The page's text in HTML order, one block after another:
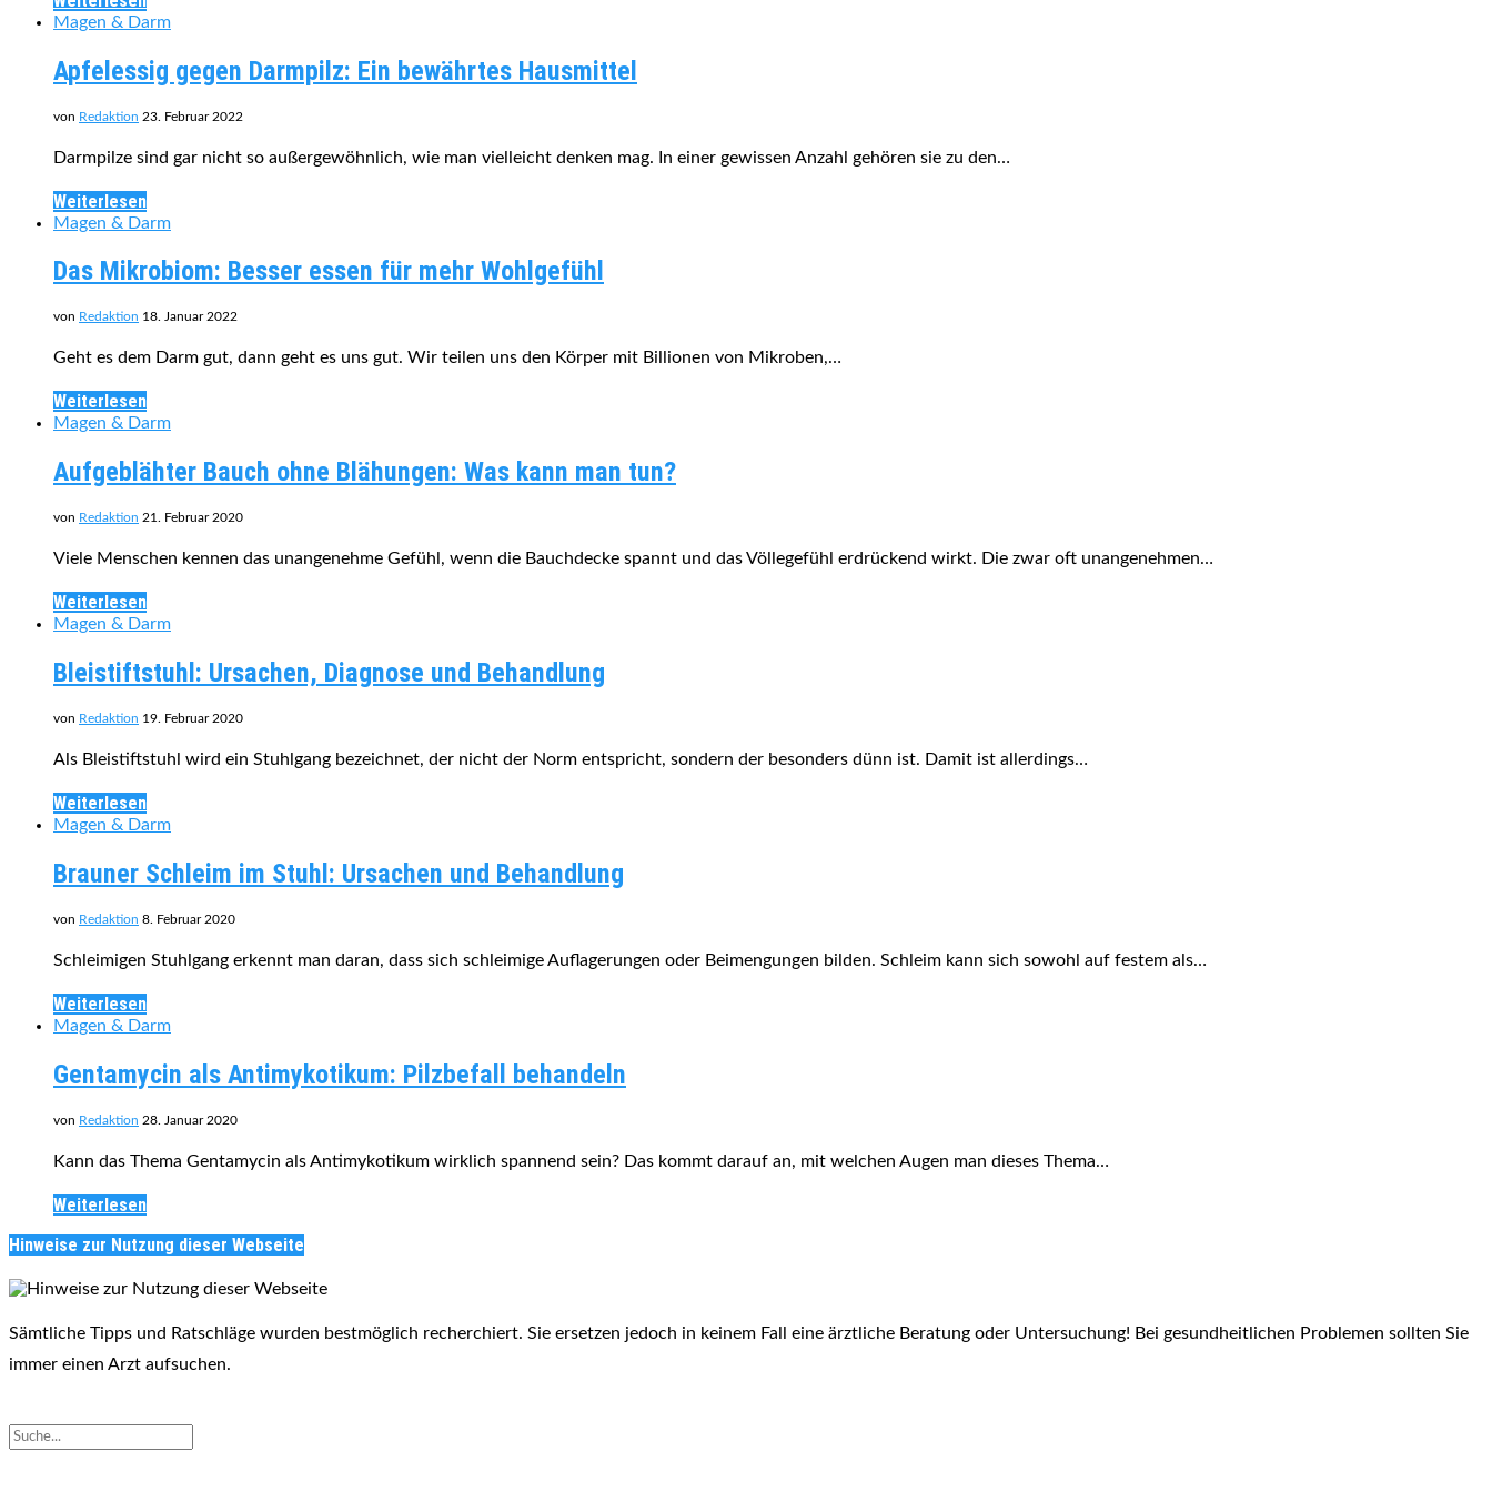
Magen & Darm
Apfelessig gegen Darmpilz: Ein bewährtes Hausmittel
von Redaktion 23. Februar 2022
Darmpilze sind gar nicht so außergewöhnlich, wie man vielleicht denken mag. In einer gewissen Anzahl gehören sie zu den…
Weiterlesen
Magen & Darm
Das Mikrobiom: Besser essen für mehr Wohlgefühl
von Redaktion 18. Januar 2022
Geht es dem Darm gut, dann geht es uns gut. Wir teilen uns den Körper mit Billionen von Mikroben,…
Weiterlesen
Magen & Darm
Aufgeblähter Bauch ohne Blähungen: Was kann man tun?
von Redaktion 21. Februar 2020
Viele Menschen kennen das unangenehme Gefühl, wenn die Bauchdecke spannt und das Völlegefühl erdrückend wirkt. Die zwar oft unangenehmen…
Weiterlesen
Magen & Darm
Bleistiftstuhl: Ursachen, Diagnose und Behandlung
von Redaktion 19. Februar 2020
Als Bleistiftstuhl wird ein Stuhlgang bezeichnet, der nicht der Norm entspricht, sondern der besonders dünn ist. Damit ist allerdings…
Weiterlesen
Magen & Darm
Brauner Schleim im Stuhl: Ursachen und Behandlung
von Redaktion 8. Februar 2020
Schleimigen Stuhlgang erkennt man daran, dass sich schleimige Auflagerungen oder Beimengungen bilden. Schleim kann sich sowohl auf festem als…
Weiterlesen
Magen & Darm
Gentamycin als Antimykotikum: Pilzbefall behandeln
von Redaktion 28. Januar 2020
Kann das Thema Gentamycin als Antimykotikum wirklich spannend sein? Das kommt darauf an, mit welchen Augen man dieses Thema…
Weiterlesen
Hinweise zur Nutzung dieser Webseite
Sämtliche Tipps und Ratschläge wurden bestmöglich recherchiert. Sie ersetzen jedoch in keinem Fall eine ärztliche Beratung oder Untersuchung! Bei gesundheitlichen Problemen sollten Sie
immer einen Arzt aufsuchen.